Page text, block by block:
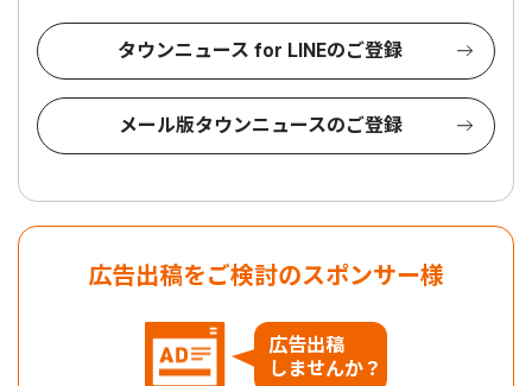
タウンニュース for LINEのご登録
メール版タウンニュースのご登録
広告出稿をご検討のスポンサー様
広告出稿
しませんか？